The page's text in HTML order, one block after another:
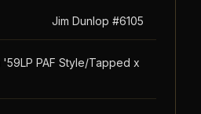
Jim Dunlop #6105
'59LP PAF Style/Tapped x